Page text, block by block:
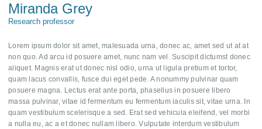
Miranda Grey
Research professor
Lorem ipsum dolor sit amet, malesuada urna, donec ac, amet sed ut at at
non quo. Ad arcu id posuere amet, nunc nam vel. Suscipit dictumst donec
aliquet. Magnis erat ut donec nisl odio, urna ut ligula pretium et tortor,
quam lacus convallis, fusce dui eget pede. A nonummy pulvinar quam
posuere magna. Lectus erat ante porta, phasellus in posuere libero
massa pulvinar, vitae id fermentum eu fermentum iaculis sit, vitae urna. In
quam vestibulum scelerisque a sed. Erat sed vehicula eleifend, vel morbi
a nulla eu, ac a et donec nullam libero. Vulputate interdum vestibulum